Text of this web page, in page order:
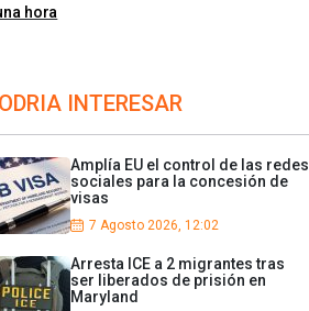
hora
INTERESAR
Amplía EU el control de las redes
sociales para la concesión de
visas
7 Agosto 2026, 12:02
Arresta ICE a 2 migrantes tras
ser liberados de prisión en
Maryland